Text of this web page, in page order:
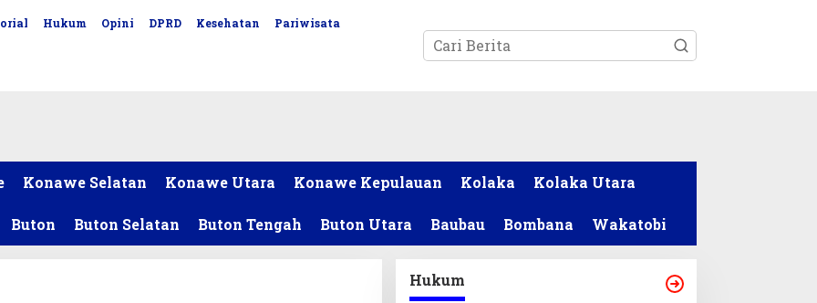
Hukum Opini DPRD Kesehatan Pariwisata
Konawe Selatan Konawe Utara Konawe Kepulauan Kolaka Kolaka Utara
Buton Buton Selatan Buton Tengah Buton Utara Baubau Bombana Wakatobi
Hukum